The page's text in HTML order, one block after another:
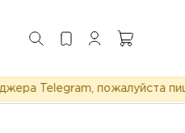
пожалуйста